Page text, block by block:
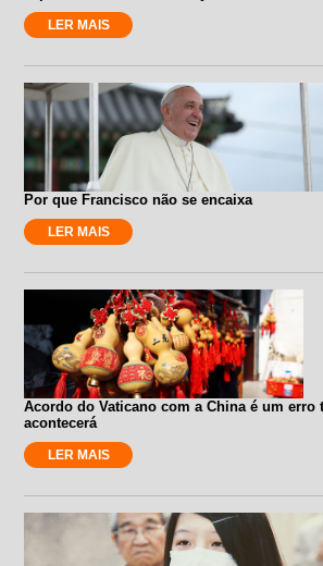
LER MAIS
Por que Francisco não se encaixa
LER MAIS
Acordo do Vaticano com a China é um erro
acontecerá
LER MAIS